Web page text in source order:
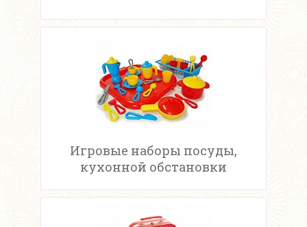
Игровые наборы посуды,
кухонной обстановки